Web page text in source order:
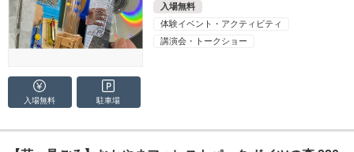
入場無料
体験イベント・アクティビティ
講演会・トークショー
入場無料 駐車場